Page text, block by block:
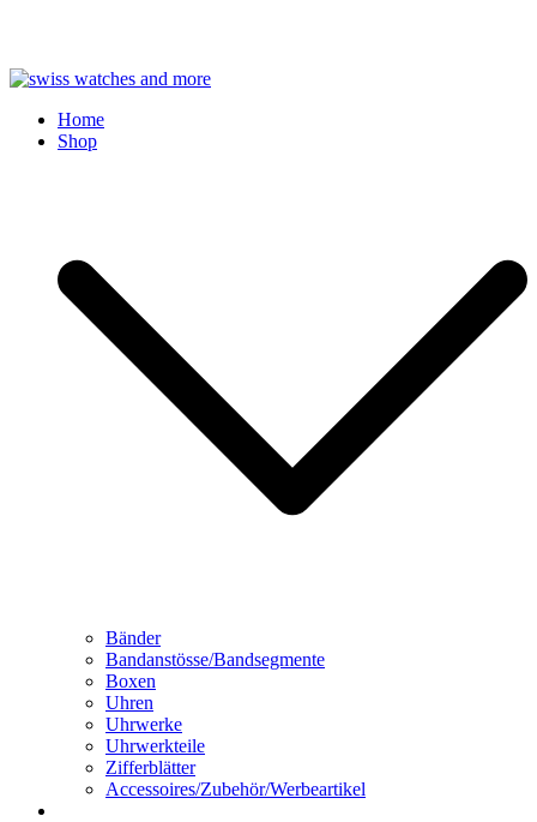
Skip
content
Swiss Watches and More
Home
Shop
Bänder
Bandanstösse/Bandsegmente
Boxen
Uhren
Uhrwerke
Uhrwerkteile
Zifferblätter
Accessoires/Zubehör/Werbeartikel